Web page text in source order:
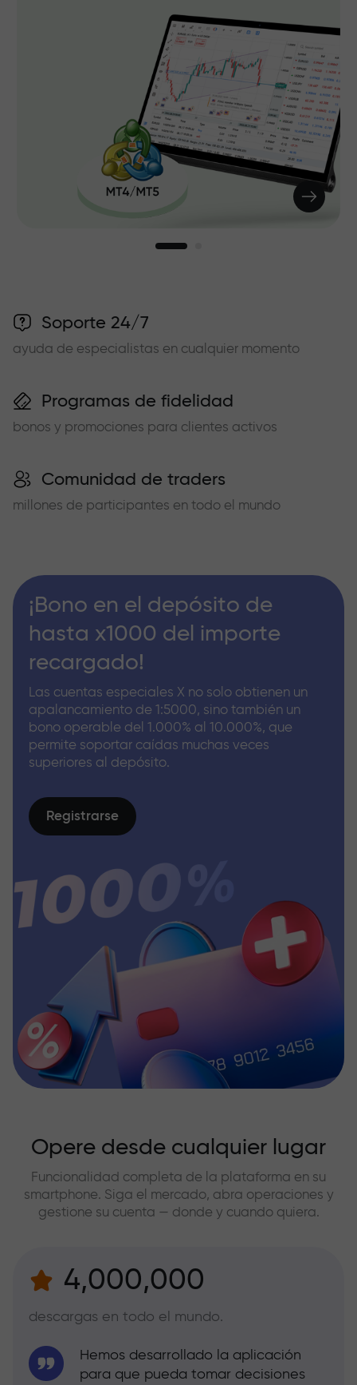
Soporte 24/7
ayuda de especialistas en cualquier momento
Programas de fidelidad
bonos y promociones para clientes activos
Comunidad de traders
millones de participantes en todo el mundo
¡Bono en el depósito de
hasta x1000 del importe
recargado!
Las cuentas especiales X no solo obtienen un
apalancamiento de 1:5000, sino también un
bono operable del 1.000% al 10.000%, que
permite soportar caídas muchas veces
superiores al depósito.
Registrarse
Opere desde cualquier lugar
Funcionalidad completa de la plataforma en su
smartphone. Siga el mercado, abra operaciones y
gestione su cuenta — donde y cuando quiera.
4,000,000
descargas en todo el mundo.
Hemos desarrollado la aplicación
para que pueda tomar decisiones